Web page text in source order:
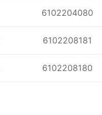
6102204080
6102208181
6102208180